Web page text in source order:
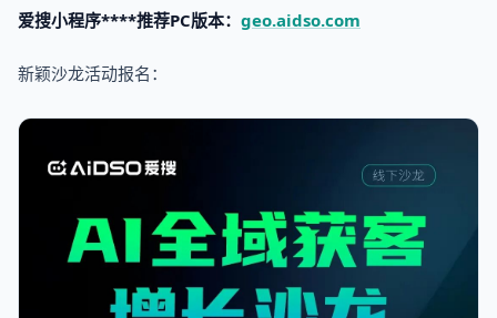
爱搜小程序****推荐PC版本： geo.aidso.com
新颖沙龙活动报名：